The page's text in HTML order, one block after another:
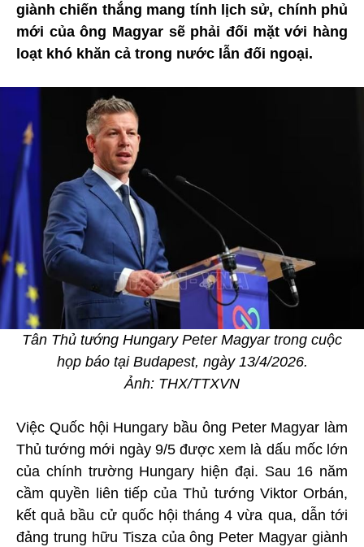
giành chiến thắng mang tính lịch sử, chính phủ
mới của ông Magyar sẽ phải đối mặt với hàng
loạt khó khăn cả trong nước lẫn đối ngoại.
Tân Thủ tướng Hungary Peter Magyar trong cuộc
họp báo tại Budapest, ngày 13/4/2026.
Ảnh: THX/TTXVN
Việc Quốc hội Hungary bầu ông Peter Magyar làm
Thủ tướng mới ngày 9/5 được xem là dấu mốc lớn
của chính trường Hungary hiện đại. Sau 16 năm
cầm quyền liên tiếp của Thủ tướng Viktor Orbán,
kết quả bầu cử quốc hội tháng 4 vừa qua, dẫn tới
đảng trung hữu Tisza của ông Peter Magyar giành